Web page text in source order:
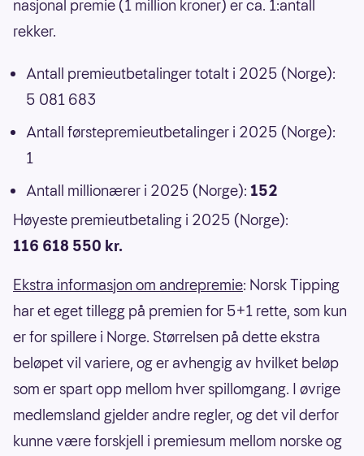
nasjonal premie (1 million kroner) er ca. 1:antall
rekker.
Antall premieutbetalinger totalt i 2025 (Norge):
5 081 683
Antall førstepremieutbetalinger i 2025 (Norge):
1
Antall millionærer i 2025 (Norge): 152
Høyeste premieutbetaling i 2025 (Norge):
116 618 550 kr.
Ekstra informasjon om andrepremie: Norsk Tipping
har et eget tillegg på premien for 5+1 rette, som kun
er for spillere i Norge. Størrelsen på dette ekstra
beløpet vil variere, og er avhengig av hvilket beløp
som er spart opp mellom hver spillomgang. I øvrige
medlemsland gjelder andre regler, og det vil derfor
kunne være forskjell i premiesum mellom norske og